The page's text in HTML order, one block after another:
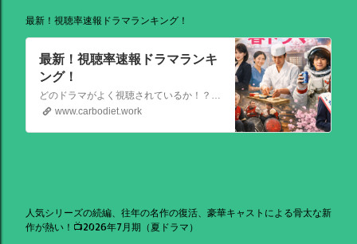
最新！視聴率速報ドラマランキング！
最新！視聴率速報ドラマランキ
ング！
どのドラマがよく視聴されているか！？視聴率速報ドラマランキングを大公開！相棒強し！日曜劇場強し！
www.carbodiet.work
人気シリーズの続編、往年の名作の復活、豪華キャストによる骨太な新
作が熱い！📺2026年7月期（夏ドラマ）